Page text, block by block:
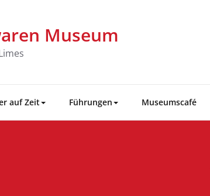
Museum
auf Zeit Führungen Museumscafé